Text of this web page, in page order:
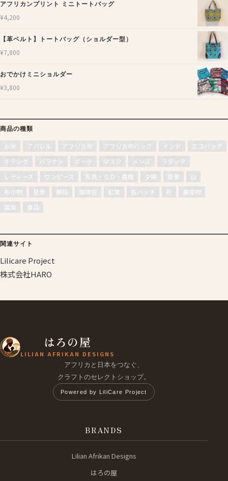
アフリカンプリント ミニトートバッグ
¥4,200
【革ベルト】トートバッグ（ショルダー型）
¥7,800
おでかけミニショルダー
¥3,800
商品の種類
お米 アパレル アフリカ布 アフリカ布バッグ インド
エコバッグ
キテンゲ
バラナシ ポーチ マスク メンズ
ラダック
レディース
ワンピース 写真・ＣＤ・書籍 夕陽 夜景
山
布小物
星景 朝日 珈琲豆 紅葉 缶バッチ 花
農産物
雑貨
食品
関連サイト
Lilicare Project
株式会社HARO
はろの屋
LILIAN AFRIKAN DESIGNS
アフリカと日本をつなぐ、
クラフトのセレクトショップ。
Powered by LiliCare Project
BRANDS
Lilian Afrikan Designs
はろの屋